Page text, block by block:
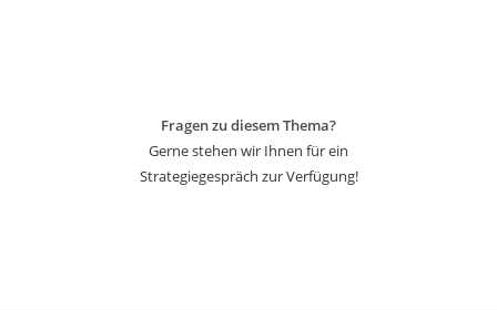
Fragen zu diesem Thema?
Gerne stehen wir Ihnen für ein
Strategiegespräch zur Verfügung!